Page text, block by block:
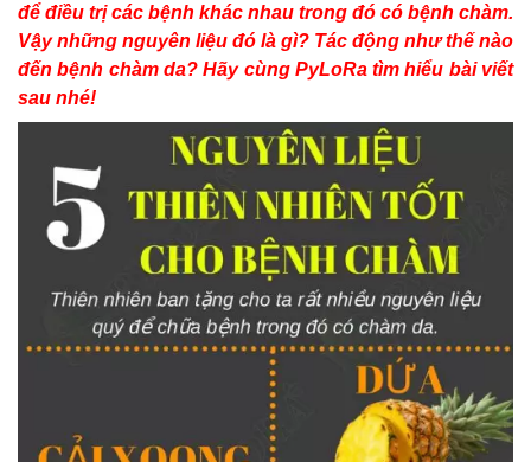
để điều trị các bệnh khác nhau trong đó có bệnh chàm.
Vậy những nguyên liệu đó là gì? Tác động như thế nào
đến bệnh chàm da? Hãy cùng PyLoRa tìm hiểu bài viết
sau nhé!